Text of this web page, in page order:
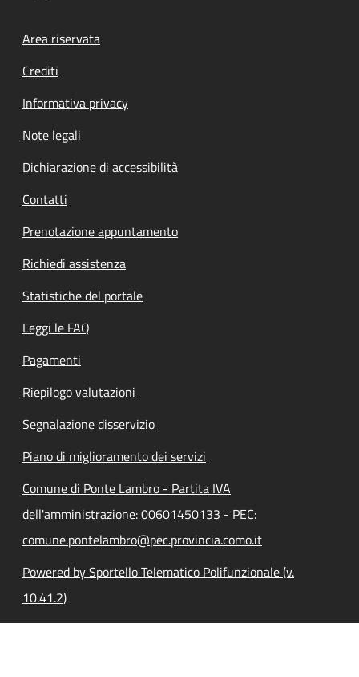
Footer menu
Area riservata
Crediti
Informativa privacy
Note legali
Dichiarazione di accessibilità
Contatti
Prenotazione appuntamento
Richiedi assistenza
Statistiche del portale
Leggi le FAQ
Pagamenti
Riepilogo valutazioni
Segnalazione disservizio
Piano di miglioramento dei servizi
Comune di Ponte Lambro - Partita IVA
dell'amministrazione: 00601450133 - PEC:
comune.pontelambro@pec.provincia.como.it
Powered by Sportello Telematico Polifunzionale (v.
10.41.2)